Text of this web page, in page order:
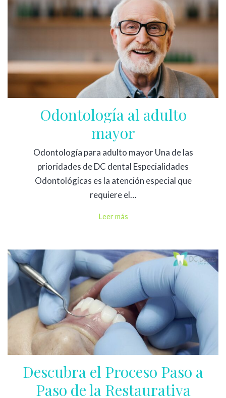
Odontología al adulto
mayor
Odontología para adulto mayor Una de las
prioridades de DC dental Especialidades
Odontológicas es la atención especial que
requiere el…
Leer más
Descubra el Proceso Paso a
Paso de la Restaurativa